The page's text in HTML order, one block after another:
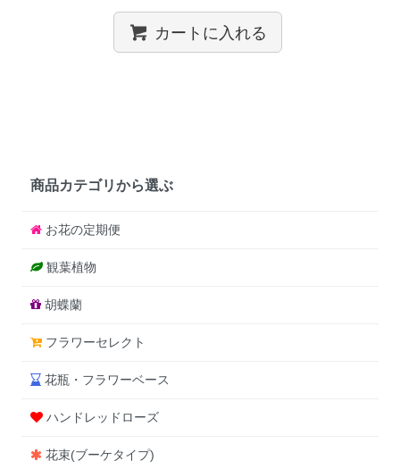
カートに入れる
商品カテゴリから選ぶ
お花の定期便
観葉植物
胡蝶蘭
フラワーセレクト
花瓶・フラワーベース
ハンドレッドローズ
花束(ブーケタイプ)